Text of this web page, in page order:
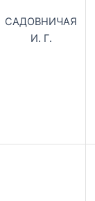
САДОВНИЧАЯ
И. Г.